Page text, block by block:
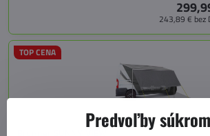
243,89 € bez
TOP CENA
Predvoľby